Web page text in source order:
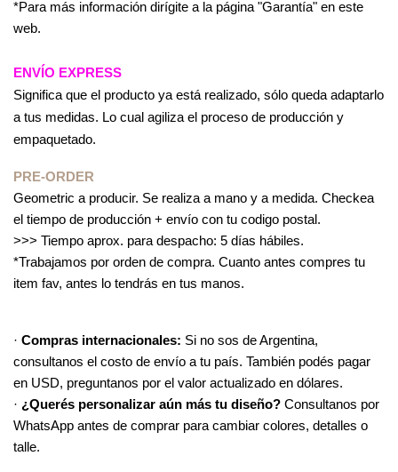
*Para más información dirígite a la página "Garantía" en este
web.
ENVÍO EXPRESS
Significa que el producto ya está realizado, sólo queda adaptarlo
a tus medidas. Lo cual agiliza el proceso de producción y
empaquetado.
PRE-ORDER
Geometric a producir. Se realiza a mano y a medida. Checkea
el tiempo de producción + envío con tu codigo postal.
>>> Tiempo aprox. para despacho: 5 días hábiles.
*Trabajamos por orden de compra. Cuanto antes compres tu
item fav, antes lo tendrás en tus manos.
· Compras internacionales: Si no sos de Argentina,
consultanos el costo de envío a tu país. También podés pagar
en USD, preguntanos por el valor actualizado en dólares.
· ¿Querés personalizar aún más tu diseño? Consultanos por
WhatsApp antes de comprar para cambiar colores, detalles o
talle.